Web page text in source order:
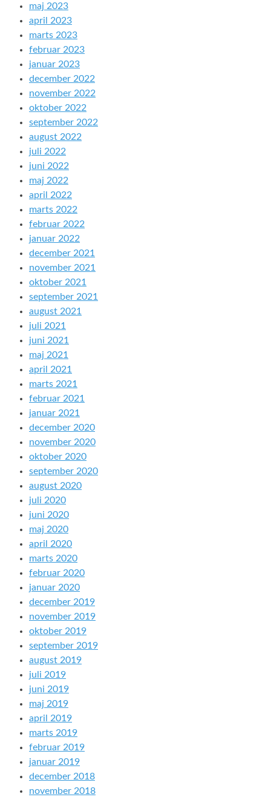
maj 2023
april 2023
marts 2023
februar 2023
januar 2023
december 2022
november 2022
oktober 2022
september 2022
august 2022
juli 2022
juni 2022
maj 2022
april 2022
marts 2022
februar 2022
januar 2022
december 2021
november 2021
oktober 2021
september 2021
august 2021
juli 2021
juni 2021
maj 2021
april 2021
marts 2021
februar 2021
januar 2021
december 2020
november 2020
oktober 2020
september 2020
august 2020
juli 2020
juni 2020
maj 2020
april 2020
marts 2020
februar 2020
januar 2020
december 2019
november 2019
oktober 2019
september 2019
august 2019
juli 2019
juni 2019
maj 2019
april 2019
marts 2019
februar 2019
januar 2019
december 2018
november 2018